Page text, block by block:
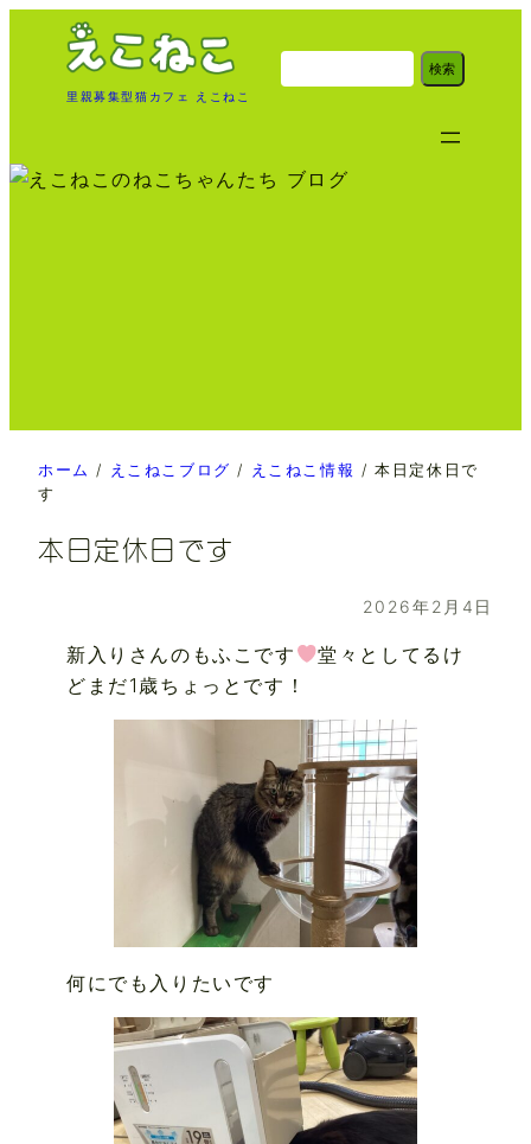
ッ
里親募集型猫カフェ えこねこ
検
索
検索
ホーム / えこねこブログ / えこねこ情報 / 本日定休日で
す
本日定休日です
2026年2月4日
新入りさんのもふこです
堂々としてるけ
どまだ1歳ちょっとです！
何にでも入りたいです